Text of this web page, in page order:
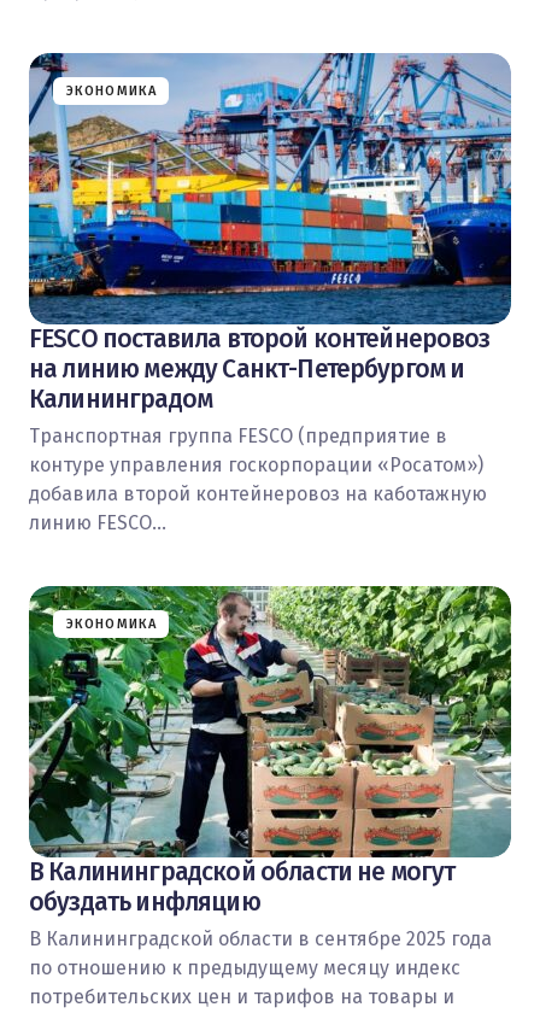
ЭКОНОМИКА
FESCO поставила второй контейнеровоз
на линию между Санкт-Петербургом и
Калининградом
Транспортная группа FESCO (предприятие в
контуре управления госкорпорации «Росатом»)
добавила второй контейнеровоз на каботажную
линию FESCO…
ЭКОНОМИКА
В Калининградской области не могут
обуздать инфляцию
В Калининградской области в сентябре 2025 года
по отношению к предыдущему месяцу индекс
потребительских цен и тарифов на товары и